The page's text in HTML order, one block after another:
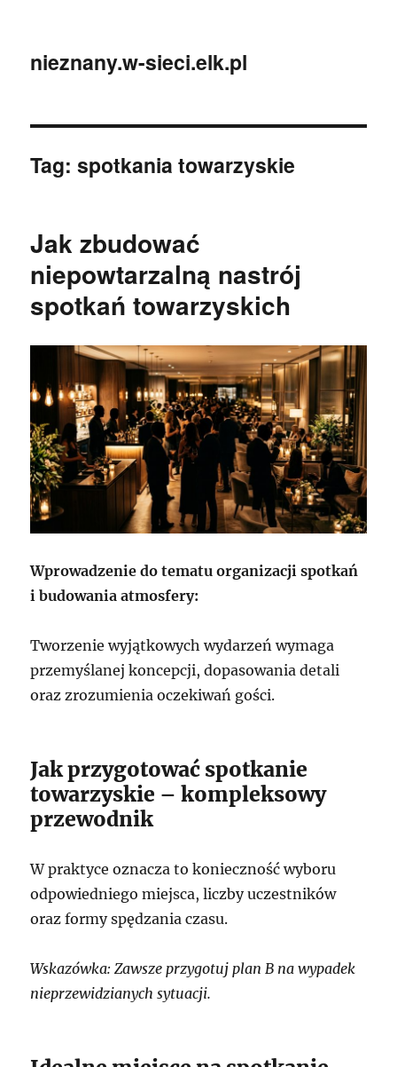
nieznany.w-sieci.elk.pl
Tag:spotkania towarzyskie
Jak zbudować
niepowtarzalną nastrój
spotkań towarzyskich
Wprowadzenie do tematu organizacji spotkań
i budowania atmosfery:
Tworzenie wyjątkowych wydarzeń wymaga
przemyślanej koncepcji, dopasowania detali
oraz zrozumienia oczekiwań gości.
Jak przygotować spotkanie
towarzyskie – kompleksowy
przewodnik
W praktyce oznacza to konieczność wyboru
odpowiedniego miejsca, liczby uczestników
oraz formy spędzania czasu.
Wskazówka: Zawsze przygotuj plan B na wypadek
nieprzewidzianych sytuacji.